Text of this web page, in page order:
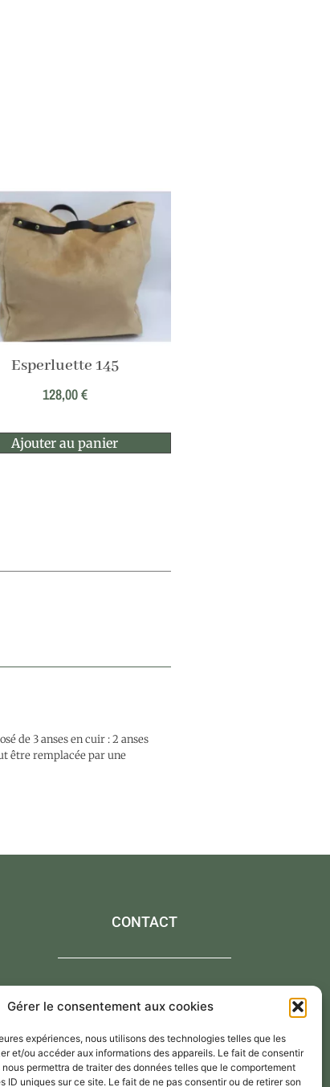
Gérer le consentement aux cookies
expériences, nous utilisons des technologies telles que les
et/ou accéder aux informations des appareils. Le fait de consentir
permettra de traiter des données telles que le comportement
ID uniques sur ce site. Le fait de ne pas consentir ou de retirer son
Esperluette 145
128,00€
Ajouter au panier
de 3 anses en cuir : 2 anses
être remplacée par une
CONTACT